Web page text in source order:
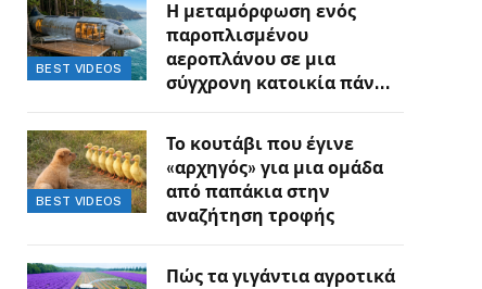
BEST VIDEOS
Η μεταμόρφωση ενός
παροπλισμένου
αεροπλάνου σε μια
σύγχρονη κατοικία πάνω
BEST VIDEOS
Το κουτάβι που έγινε
«αρχηγός» για μια ομάδα
από παπάκια στην
αναζήτηση τροφής
Πώς τα γιγάντια αγροτικά